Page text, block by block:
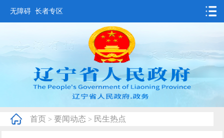
无障碍 长者专区
要闻动态
政务公开
互动交流
首页 > 要闻动态 > 民生热点